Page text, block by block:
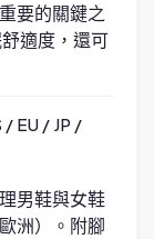
要的關鍵之
適度，還可
/ EU / JP /
男鞋與女鞋
洲）。附腳